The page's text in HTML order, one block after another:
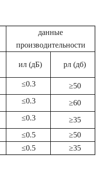
данные
производительности
ил (дБ) рл (дб)
≤0.3
≥50
≤0.3
≥60
≤0.3 ≥35
≤0.5
≥50
≤0.5 ≥35